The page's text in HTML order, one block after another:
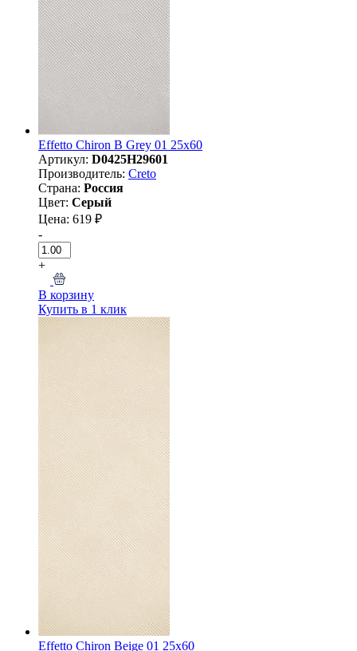
Effetto Chiron B Grey 01 25х60
Артикул: D0425H29601
Производитель: Creto
Страна: Россия
Цвет: Серый
Цена: 619 ₽
-
+
В корзину
Купить в 1 клик
Effetto Chiron Beige 01 25х60